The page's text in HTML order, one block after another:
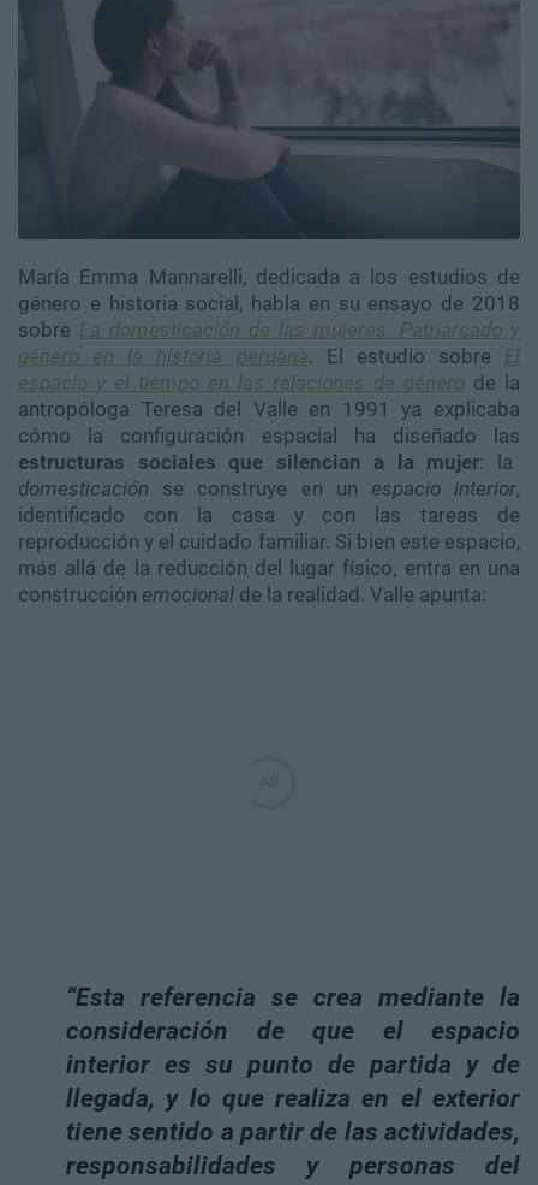
María Emma Mannarelli, dedicada a los estudios de
género e historia social, habla en su ensayo de 2018
sobre La domesticación de las mujeres. Patriarcado y
género en la historia peruana. El estudio sobre El
espacio y el tiempo en las relaciones de género de la
antropóloga Teresa del Valle en 1991 ya explicaba
cómo la configuración espacial ha diseñado las
estructuras sociales que silencian a la mujer: la
domesticación se construye en un espacio interior,
identificado con la casa y con las tareas de
reproducción y el cuidado familiar. Si bien este espacio,
más allá de la reducción del lugar físico, entra en una
construcción emocional de la realidad. Valle apunta:
“Esta referencia se crea mediante la
consideración de que el espacio
interior es su punto de partida y de
llegada, y lo que realiza en el exterior
tiene sentido a partir de las actividades,
responsabilidades y personas del